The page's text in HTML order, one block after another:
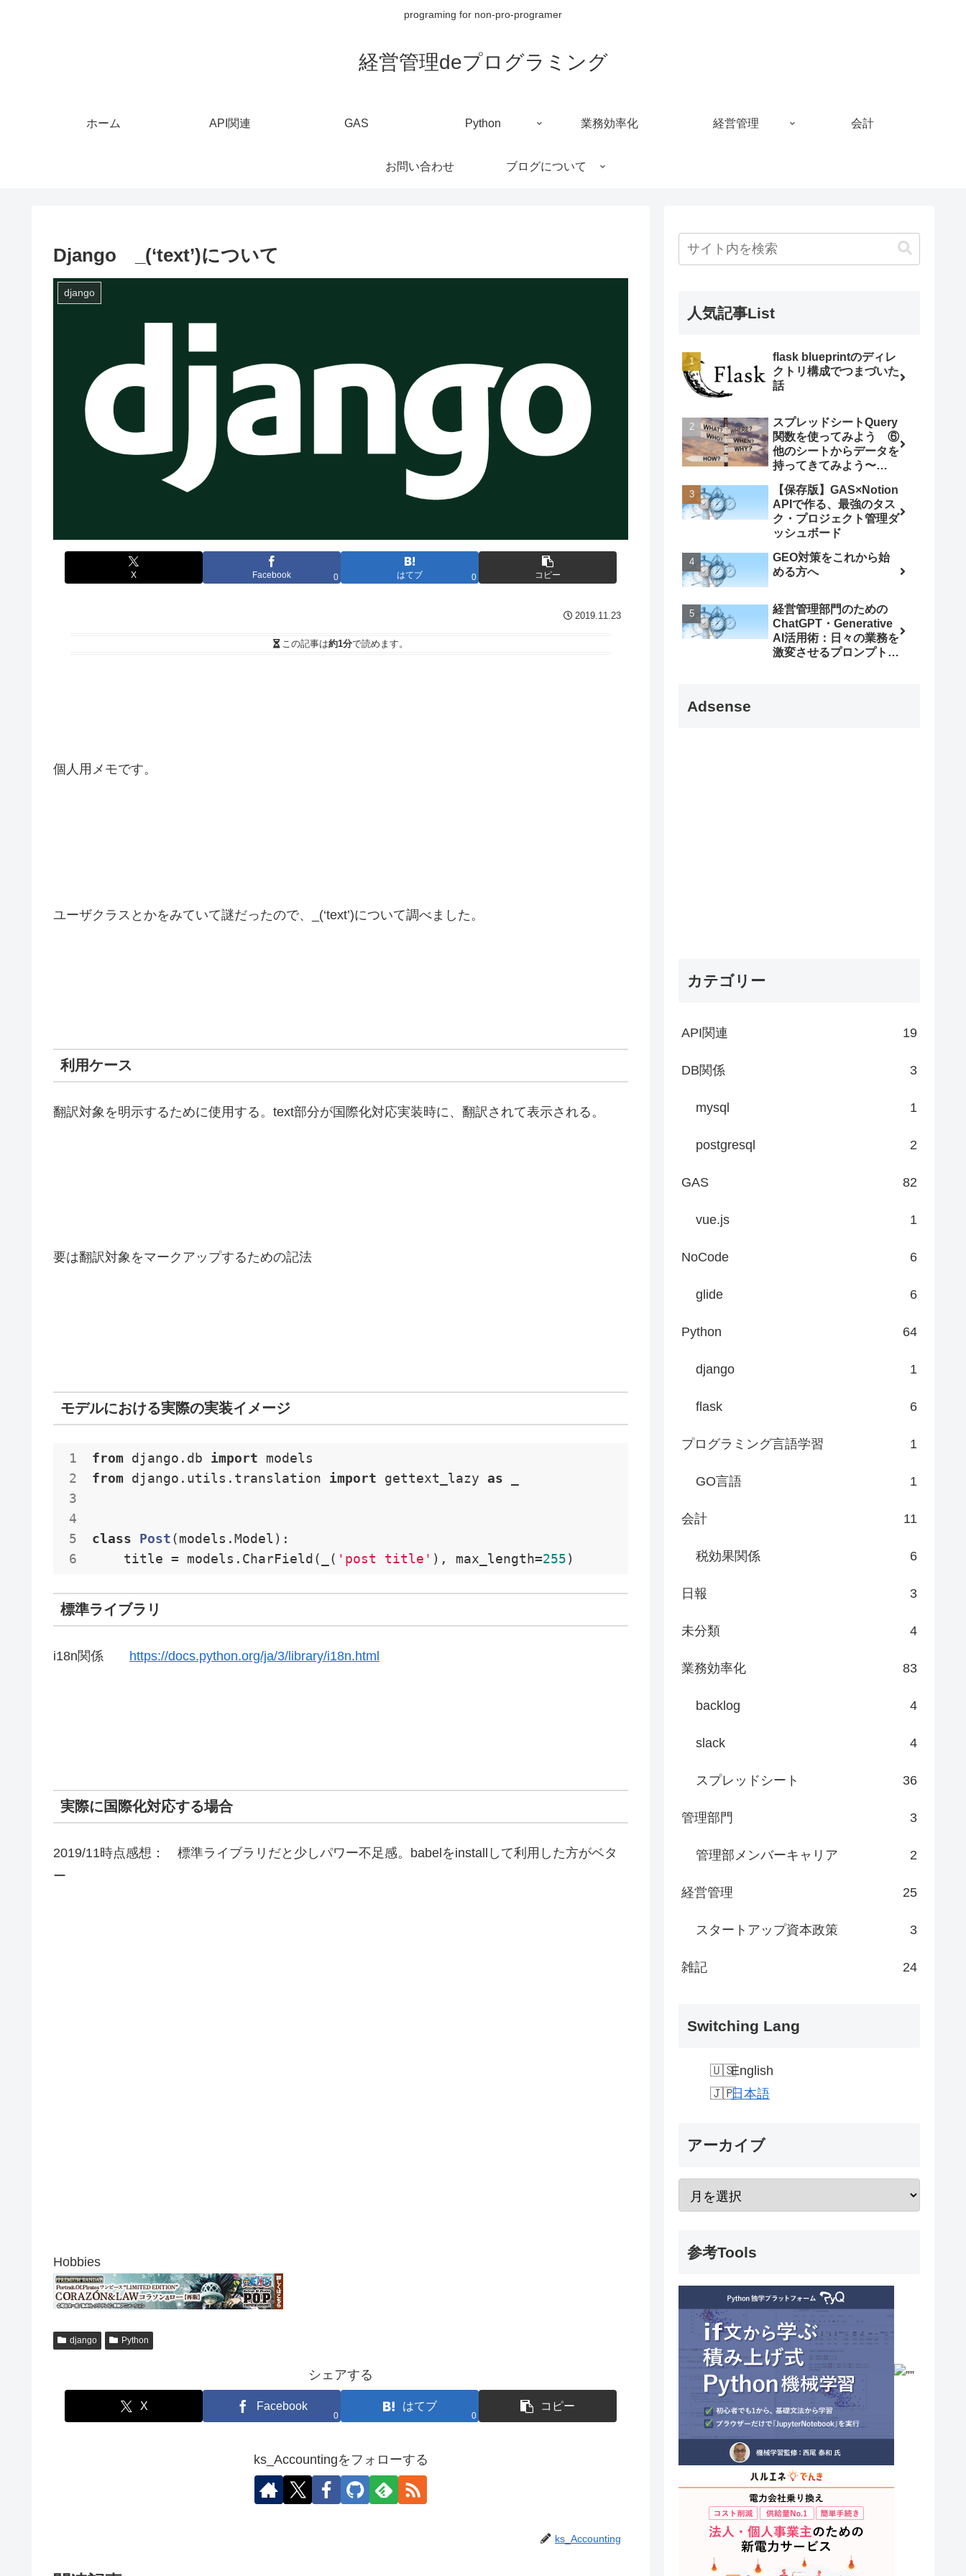
programing for non-pro-programer
経営管理deプログラミング
ホーム API関連 GAS Python 業務効率化 経営管理 会計
お問い合わせ ブログについて
Django _(‘text’)について
django
X Facebook 0 はてブ 0 コピー
2019.11.23
この記事は約1分で読めます。
個人用メモです。
ユーザクラスとかをみていて謎だったので、_(‘text’)について調べました。
利用ケース
翻訳対象を明示するために使用する。text部分が国際化対応実装時に、翻訳されて表示される。
要は翻訳対象をマークアップするための記法
モデルにおける実際の実装イメージ
from django.db import
from django.utils.translation import gettext_lazy as
class Post(models.Model) :
    title = models.CharField(_(
'post title' ), max_length=255)
標準ライブラリ
i18n関係 https://docs.python.org/ja/3/library/i18n.html
実際に国際化対応する場合
2019/11時点感想： 標準ライブラリだと少しパワー不足感。babelをinstallして利用した方がベタ
ー
Hobbies
django Python
シェアする
X Facebook
0
はてブ
0
コピー
ks_Accountingをフォローする
ks_Accounting
人気記事List
flask blueprintのディレ
クトリ構成でつまづいた
話
スプレッドシートQuery
関数を使ってみよう ⑥
他のシートからデータを
持ってきてみよう〜
組み合わせ〜
【保存版】GAS×Notion
APIで作る、最強のタス
ク・プロジェクト管理ダ
ッシュボード
GEO対策をこれから始
める方へ
経営管理部門のための
ChatGPT・Generative
AI活用術：日々の業務を
激変させるプロンプト5
Adsense
カテゴリー
API関連 19
DB関係 3
mysql 1
postgresql 2
GAS 82
vue.js 1
NoCode 6
glide 6
Python 64
django 1
flask 6
プログラミング言語学習 1
GO言語 1
会計 11
税効果関係 6
日報 3
未分類 4
業務効率化 83
backlog 4
slack 4
スプレッドシート 36
管理部門 3
管理部メンバーキャリア 2
経営管理 25
スタートアップ資本政策 3
雑記 24
Switching Lang
English
日本語
アーカイブ
参考Tools